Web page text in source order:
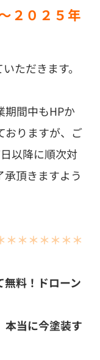
２０２５年
ただきます。
期間中もHPか
おりますが、ご
以降に順次対
頂きますよう
＊＊＊＊＊＊＊
無料！ドローン
本当に今塗装す